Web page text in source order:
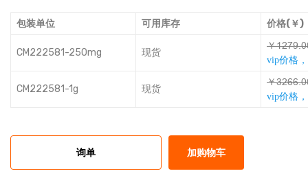
包装单位 可用库存 价格(￥)
CM222581-250mg 现货
￥
vip价格
CM222581-1g 现货
￥
vip价格
询单 加购物车